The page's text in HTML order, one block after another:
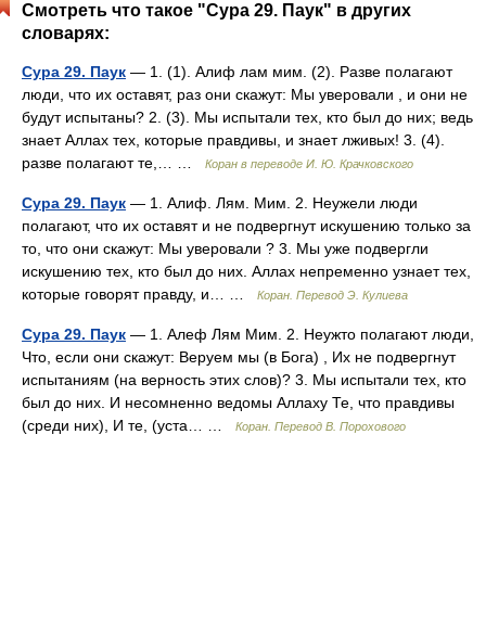
Смотреть что такое "Сура 29. Паук" в других
словарях:
Сура 29. Паук — 1. (1). Алиф лам мим. (2). Разве полагают
люди, что их оставят, раз они скажут: Мы уверовали , и они не
будут испытаны? 2. (3). Мы испытали тех, кто был до них; ведь
знает Аллах тех, которые правдивы, и знает лживых! 3. (4).
разве полагают те,… …
Коран в переводе И. Ю. Крачковского
Сура 29. Паук — 1. Алиф. Лям. Мим. 2. Неужели люди
полагают, что их оставят и не подвергнут искушению только за
то, что они скажут: Мы уверовали ? 3. Мы уже подвергли
искушению тех, кто был до них. Аллах непременно узнает тех,
которые говорят правду, и… …
Коран. Перевод Э. Кулиева
Сура 29. Паук — 1. Алеф Лям Мим. 2. Неужто полагают люди,
Что, если они скажут: Веруем мы (в Бога) , Их не подвергнут
испытаниям (на верность этих слов)? 3. Мы испытали тех, кто
был до них. И несомненно ведомы Аллаху Те, что правдивы
(среди них), И те, (уста… …
Коран. Перевод В. Порохового